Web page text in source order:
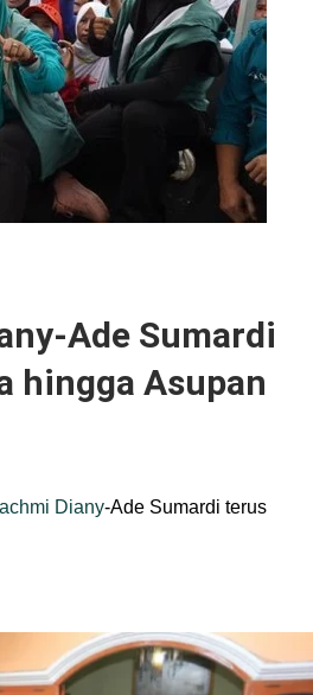
Ade Sumardi
hingga Asupan
Diany-Ade Sumardi terus